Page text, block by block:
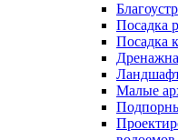
Посадка
Посадка
Малые